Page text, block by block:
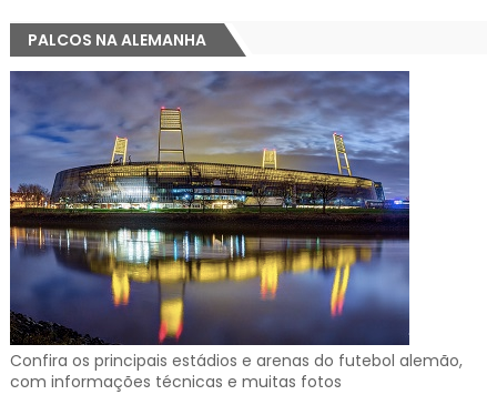
PALCOS NA ALEMANHA
Confira os principais estádios e arenas do futebol alemão,
com informações técnicas e muitas fotos